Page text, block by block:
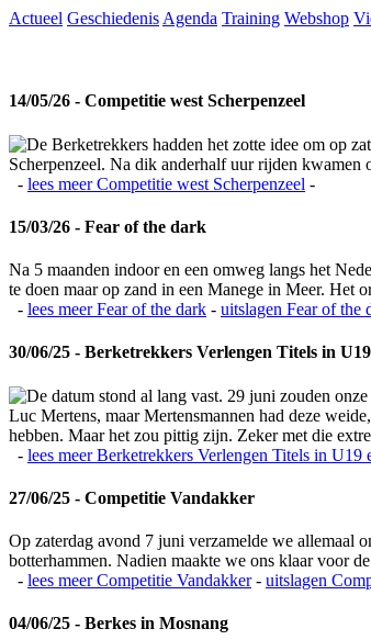
Actueel Geschiedenis Agenda Training Webshop
14/05/26 - Competitie west Scherpenzeel
De Berketrekkers hadden het zotte idee om op
Scherpenzeel. Na dik anderhalf uur rijden
- lees meerCompetitie west Scherpenzeel -
15/03/26 - Fear of the dark
Na 5 maanden indoor en een omweg langs het
te doen maar op zand in een Manege in Meer. Het
- lees meerFear of the dark - uitslagen Fear of the
30/06/25 - Berketrekkers Verlengen Titels in
De datum stond al lang vast. 29 juni zouden
Luc Mertens, maar Mertensmannen had deze
hebben. Maar het zou pittig zijn. Zeker met die
- lees meerBerketrekkers Verlengen Titels in U19
27/06/25 - Competitie Vandakker
Op zaterdag avond 7 juni verzamelde we allemaal
botterhammen. Nadien maakte we ons klaar voor
- lees meerCompetitie Vandakker- uitslagen
04/06/25 - Berkes in Mosnang